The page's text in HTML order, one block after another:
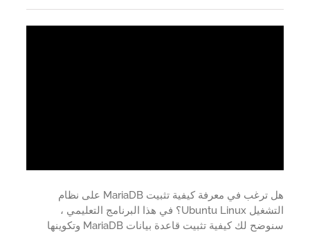
هل ترغب في معرفة كيفية تثبيت MariaDB على نظام
التشغيل Ubuntu Linux؟ في هذا البرنامج التعليمي ،
سنوضح لك كيفية تثبيت قاعدة بيانات MariaDB وتكوينها